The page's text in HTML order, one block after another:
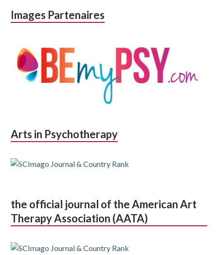
Images Partenaires
Arts in Psychotherapy
the official journal of the American Art
Therapy Association (AATA)